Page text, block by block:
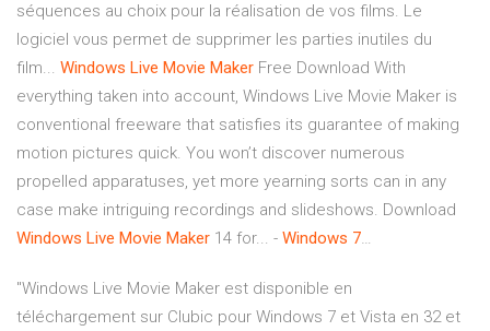
séquences au choix pour la réalisation de vos films. Le
logiciel vous permet de supprimer les parties inutiles du
film... Windows Live Movie Maker Free Download With
everything taken into account, Windows Live Movie Maker is
conventional freeware that satisfies its guarantee of making
motion pictures quick. You won’t discover numerous
propelled apparatuses, yet more yearning sorts can in any
case make intriguing recordings and slideshows. Download
Windows Live Movie Maker 14 for... - Windows 7…
"Windows Live Movie Maker est disponible en
téléchargement sur Clubic pour Windows 7 et Vista en 32 et